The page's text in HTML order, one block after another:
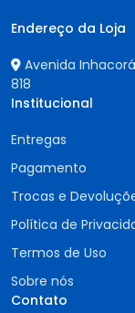
Endereço da Loja
Avenida
818
Institucional
Entregas
Pagamento
Trocas e
Política de
Termos de Uso
Sobre nós
Contato